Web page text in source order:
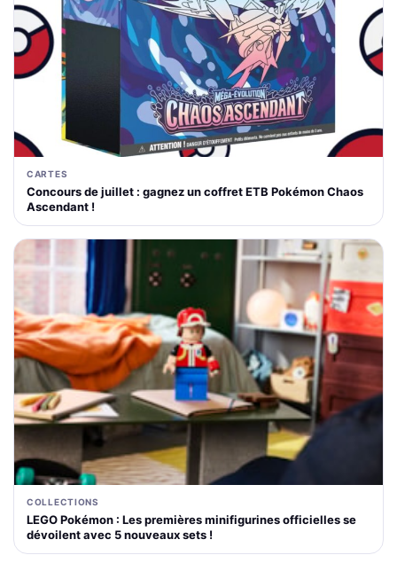
CARTES
Concours de juillet : gagnez un coffret ETB Pokémon Chaos
Ascendant !
COLLECTIONS
LEGO Pokémon : Les premières minifigurines officielles se
dévoilent avec 5 nouveaux sets !